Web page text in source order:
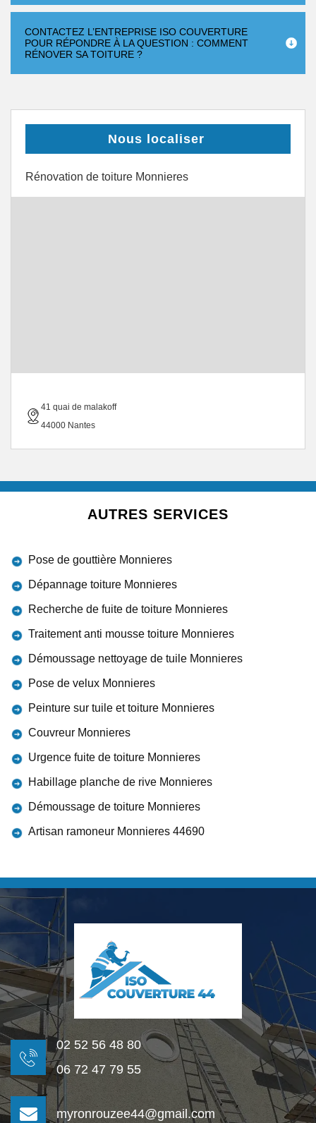
CONTACTEZ L’ENTREPRISE ISO COUVERTURE
POUR RÉPONDRE À LA QUESTION : COMMENT
RÉNOVER SA TOITURE ?
Nous localiser
Rénovation de toiture Monnieres
41 quai de malakoff
44000 Nantes
AUTRES SERVICES
Pose de gouttière Monnieres
Dépannage toiture Monnieres
Recherche de fuite de toiture Monnieres
Traitement anti mousse toiture Monnieres
Démoussage nettoyage de tuile Monnieres
Pose de velux Monnieres
Peinture sur tuile et toiture Monnieres
Couvreur Monnieres
Urgence fuite de toiture Monnieres
Habillage planche de rive Monnieres
Démoussage de toiture Monnieres
Artisan ramoneur Monnieres 44690
02 52 56 48 80
06 72 47 79 55
myronrouzee44@gmail.com